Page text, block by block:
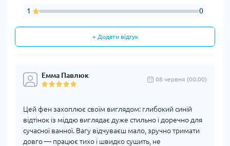
1 0
+ Додати відгук
Емма Павлюк 08 червня (00:00)
Цей фен захоплює своїм виглядом: глибокий синій
відтінок із міддю виглядає дуже стильно і доречно для
сучасної ванної. Вагу відчуваєш мало, зручно тримати
довго — працює тихо і швидко сушить, не